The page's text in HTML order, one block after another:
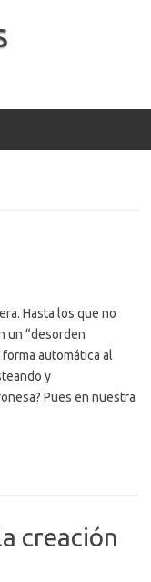
Hasta los que no
un “desorden
automática al
y
Pues en nuestra
creación